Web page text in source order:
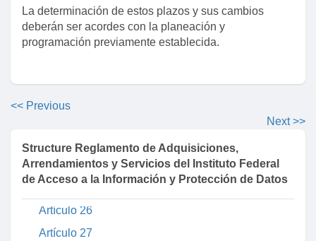
La determinación de estos plazos y sus cambios
deberán ser acordes con la planeación y
programación previamente establecida.
<< Previous
Next >>
Structure Reglamento de Adquisiciones,
Arrendamientos y Servicios del Instituto Federal
de Acceso a la Información y Protección de Datos
Artículo 20
Artículo 21
Artículo 22
Artículo 24
Artículo 25
Artículo 26
Artículo 27